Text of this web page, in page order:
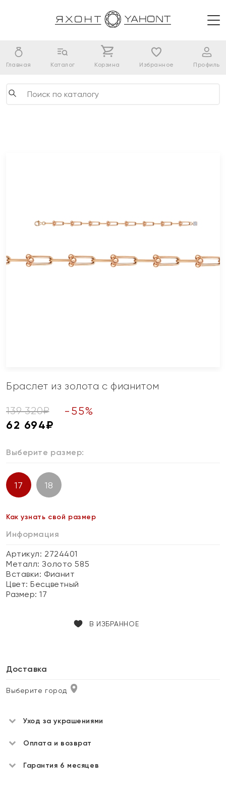
Главная Каталог Корзина Избранное Профиль
Браслет из золота с фианитом
139 320₽ - 55%
62 694₽
Выберите размер:
17 18
Как узнать свой размер
Информация
Артикул: 2724401
Металл:Золото 585
Вставки: Фианит
Цвет:Бесцветный
Размер:17
В ИЗБРАННОЕ
Доставка
Выберите город
Уход за украшениями
Оплата и возврат
Гарантия 6 месяцев